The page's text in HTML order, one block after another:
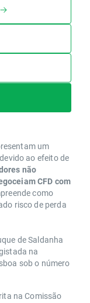
um
ao efeito de
não
CFD com
como
risco de perda
de Saldanha
na
sob o número
na Comissão